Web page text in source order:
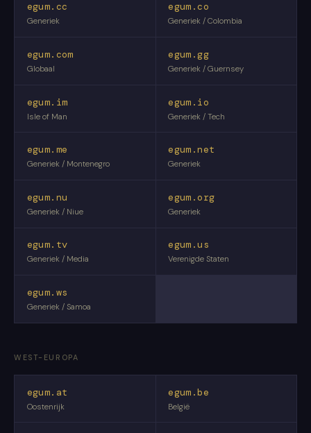
egum.cc
Generiek
egum.co
Generiek / Colombia
egum.com
Globaal
egum.gg
Generiek / Guernsey
egum.im
Isle of Man
egum.io
Generiek / Tech
egum.me
Generiek / Montenegro
egum.net
Generiek
egum.nu
Generiek / Niue
egum.org
Generiek
egum.tv
Generiek / Media
egum.us
Verenigde Staten
egum.ws
Generiek / Samoa
WEST-EUROPA
egum.at
Oostenrijk
egum.be
België